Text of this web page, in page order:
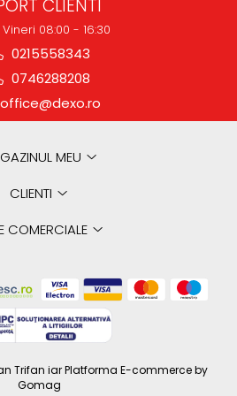
CLIENTI
08:00 - 16:30
0215558343
0746288208
office@dexo.ro
MEU
CLIENTI
COMERCIALE
Trifan iar Platforma E-commerce by
Gomag